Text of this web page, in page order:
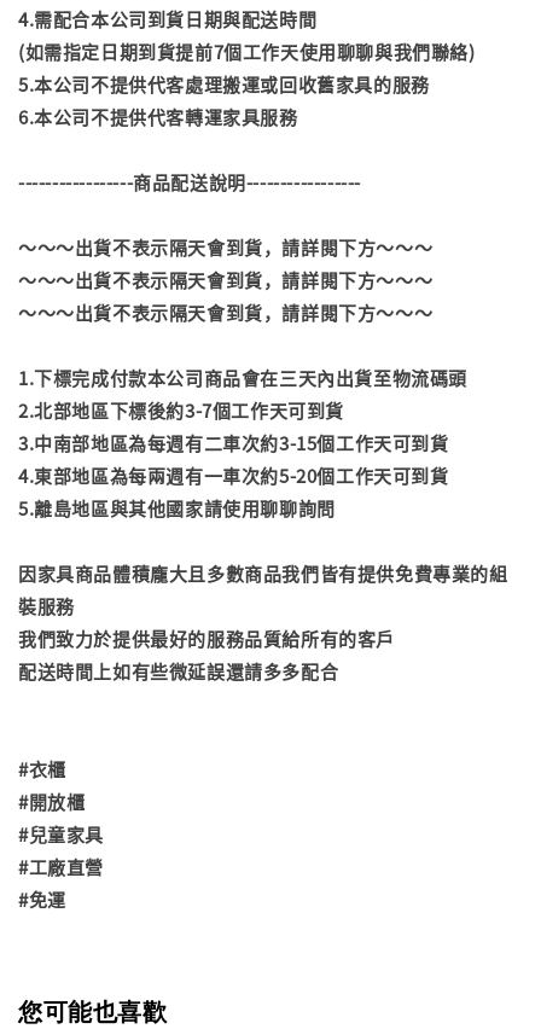
4.需配合本公司到貨日期與配送時間
(如需指定日期到貨提前7個工作天使用聊聊與我們聯絡)
5.本公司不提供代客處理搬運或回收舊家具的服務
6.本公司不提供代客轉運家具服務
-----------------商品配送說明-----------------
～～～出貨不表示隔天會到貨，請詳閱下方～～～
～～～出貨不表示隔天會到貨，請詳閱下方～～～
～～～出貨不表示隔天會到貨，請詳閱下方～～～
1.下標完成付款本公司商品會在三天內出貨至物流碼頭
2.北部地區下標後約3-7個工作天可到貨
3.中南部地區為每週有二車次約3-15個工作天可到貨
4.東部地區為每兩週有一車次約5-20個工作天可到貨
5.離島地區與其他國家請使用聊聊詢問
因家具商品體積龐大且多數商品我們皆有提供免費專業的組
裝服務
我們致力於提供最好的服務品質給所有的客戶
配送時間上如有些微延誤還請多多配合
#衣櫃
#開放櫃
#兒童家具
#工廠直營
#免運
您可能也喜歡